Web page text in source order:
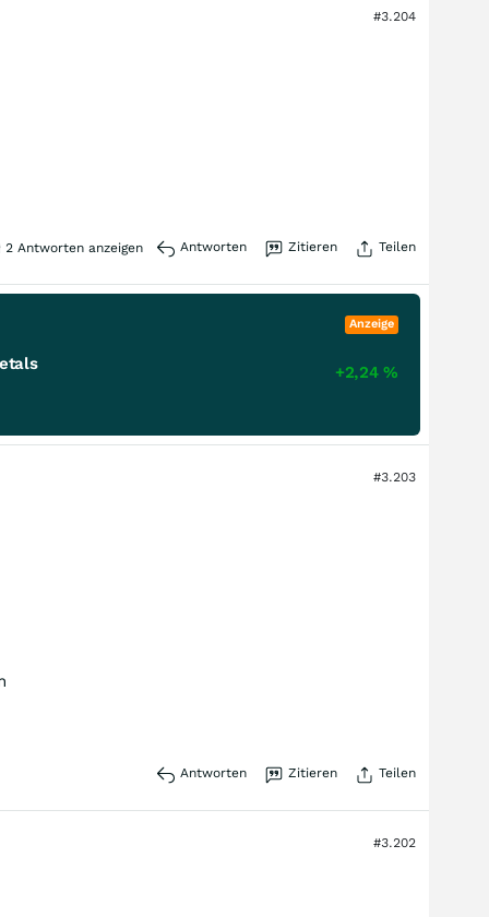
#3.204
2 Antworten anzeigen Antworten Zitieren Teilen
Anzeige
+2,24%
#3.203
Antworten Zitieren Teilen
#3.202